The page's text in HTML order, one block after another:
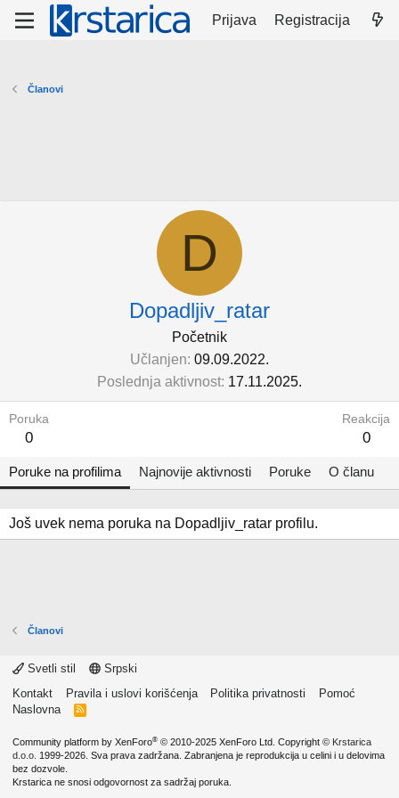
Prijava Registracija
Članovi
D
Dopadljiv_ratar
Početnik
Učlanjen 09.09.2022.
Poslednja aktivnost 17.11.2025.
Poruka
0
Reakcija
0
Poruke na profilima Najnovije aktivnosti Poruke O članu
Još uvek nema poruka na Dopadljiv_ratar profilu.
Članovi
Svetli stil
Srpski
Kontakt
Pravila i uslovi korišćenja Politika privatnosti
Pomoć
Naslovna
R
Community platform by XenForo® © 2010-2025 XenForo Ltd. Copyright © Krstarica
d.o.o. 1999-2026. Sva prava zadržana. Zabranjena je reprodukcija u celini i u delovima
bez dozvole.
Krstarica ne snosi odgovornost za sadržaj poruka.